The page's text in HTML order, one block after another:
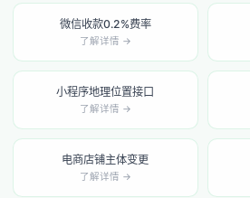
微信收款0.2%费率
了解详情 →
小程序地理位置接口
了解详情 →
电商店铺主体变更
了解详情 →